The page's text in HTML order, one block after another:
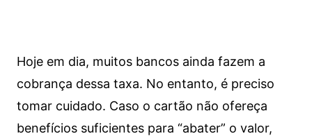
Hoje em dia, muitos bancos ainda fazem a
cobrança dessa taxa. No entanto, é preciso
tomar cuidado. Caso o cartão não ofereça
benefícios suficientes para “abater” o valor,